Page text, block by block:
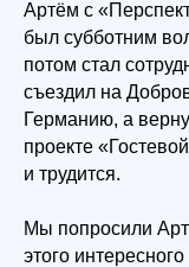
Артём с
был субботним
потом стал
съездил на
Германию, а
проекте
и трудится.
Мы попросили
этого интересного